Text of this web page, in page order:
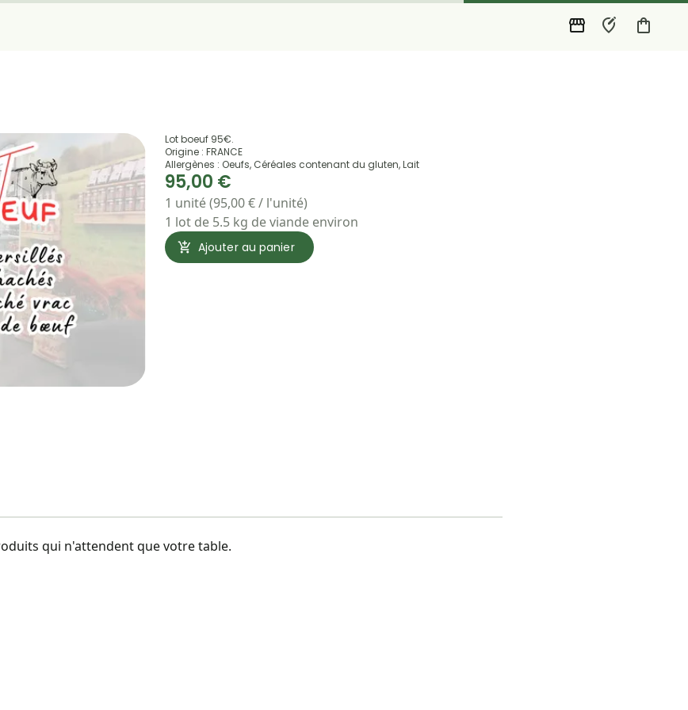
Lot boeuf 95€.
Origine : FRANCE
Allergènes : Oeufs, Céréales contenant du gluten, Lait
95,00 €
1 unité (95,00 € / l'unité)
1 lot de 5.5 kg de viande environ
Ajouter au panier
qui n'attendent que votre table.